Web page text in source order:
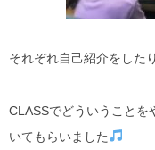
それぞれ自己紹介をした
CLASSでどういうことを
いてもらいました